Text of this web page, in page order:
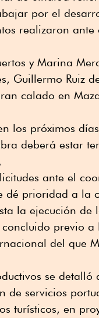
por el
realizaron
y Marina
Guillermo Ruiz
calado en
los próximos
deberá estar
ante el
dé prioridad a la
la ejecución de
previo
del que
se
de servicios
turísticos, en